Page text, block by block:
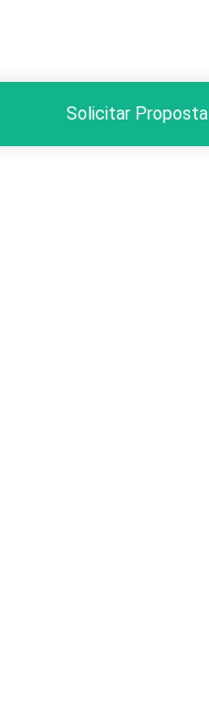
Solicitar Proposta